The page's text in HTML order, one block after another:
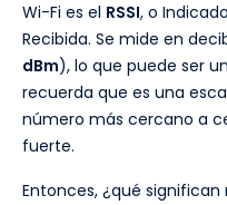
Wi-Fi es el RSSI, o
Recibida. Se mide en
dBm), lo que puede ser
recuerda que es una
número más cercano a
fuerte.
Entonces, ¿qué